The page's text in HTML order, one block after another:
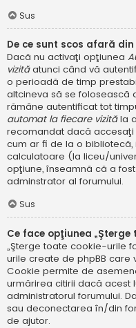
Sus
De ce sunt scos afară
Dacă nu activaţi opţiunea
vizităatunci când vă
o perioadă de timp
altcineva să se folosească
rămâne autentificat tot
automat la fiecare vizităla
recomandat dacă accesaţi
cum ar fi de la o
calculatoare (la liceu/
opţiune, înseamnă că a
adminstrator al forumului.
Sus
Ce face opţiunea
„Şterge toate cookie-urile
urile create de phpBB care
Cookie permite de
urmărirea citirii dacă acest
administratorul forumului.
sau deconectarea în/din
de ajutor.